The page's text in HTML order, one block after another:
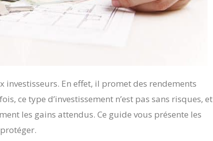
En effet, il promet des rendements
ce type d’investissement n’est pas sans risques, et
les gains attendus. Ce guide vous présente les